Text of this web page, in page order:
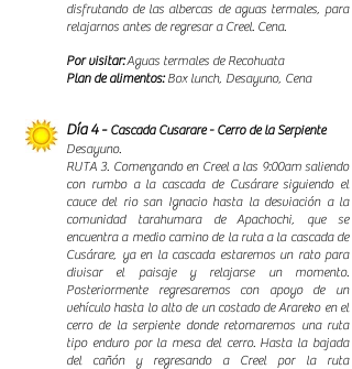
disfrutando de las albercas de aguas termales, para
relajarnos antes de regresar a Creel. Cena.
Por visitar:Aguas termales de Recohuata
Plan de alimentos:Box lunch, Desayuno, Cena
Día 4 - Cascada Cusarare - Cerro de la Serpiente
Desayuno.
RUTA 3. Comenzando en Creel a las 9:00am saliendo
con rumbo a la cascada de Cusárare siguiendo el
cauce del rio san Ignacio hasta la desviación a la
comunidad tarahumara de Apachochi, que se
encuentra a medio camino de la ruta a la cascada de
Cusárare, ya en la cascada estaremos un rato para
divisar el paisaje y relajarse un momento.
Posteriormente regresaremos con apoyo de un
vehículo hasta lo alto de un costado de Arareko en el
cerro de la serpiente donde retomaremos una ruta
tipo enduro por la mesa del cerro. Hasta la bajada
del cañón y regresando a Creel por la ruta